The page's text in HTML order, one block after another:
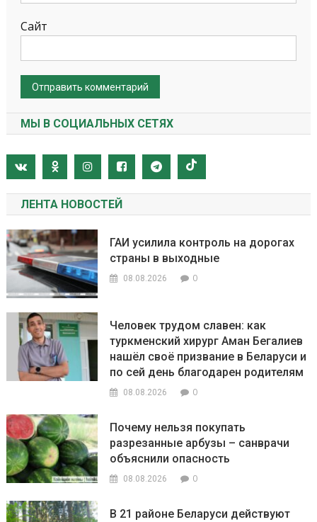
Сайт
МЫ В СОЦИАЛЬНЫХ СЕТЯХ
ЛЕНТА НОВОСТЕЙ
ГАИ усилила контроль на дорогах
страны в выходные
08.08.2026 0
Человек трудом славен: как
туркменский хирург Аман Бегалиев
нашёл своё призвание в Беларуси и
по сей день благодарен родителям
08.08.2026 0
Почему нельзя покупать
разрезанные арбузы – санврачи
объяснили опасность
08.08.2026 0
В 21 районе Беларуси действуют